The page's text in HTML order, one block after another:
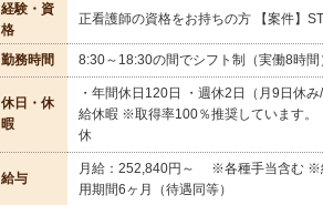
経験・資
格
正看護師の資格をお持ちの方 【案件】
勤務時間 8:30～18:30の間でシフト制（実働8時間
休日・休
暇
・年間休日120日 ・週休2日（月9日休
給休暇 ※取得率100％推奨しています。
休
給与
月給：252,840円～ ※各種手当含む ※
用期間6ヶ月（待遇同等）